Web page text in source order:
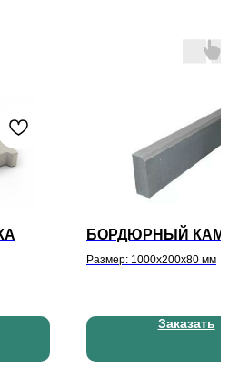
БОРДЮРНЫЙ
Размер: 1000x200x80 мм
Заказать